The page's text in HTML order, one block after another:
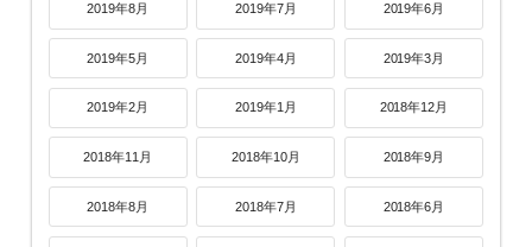
2019年8月 2019年7月 2019年6月
2019年5月 2019年4月 2019年3月
2019年2月 2019年1月 2018年12月
2018年11月 2018年10月 2018年9月
2018年8月 2018年7月 2018年6月